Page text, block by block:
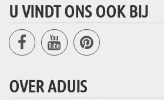
U VINDT ONS OOK BIJ
OVER ADUIS